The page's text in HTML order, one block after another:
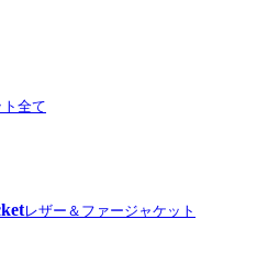
全て
レザー＆ファージャケット